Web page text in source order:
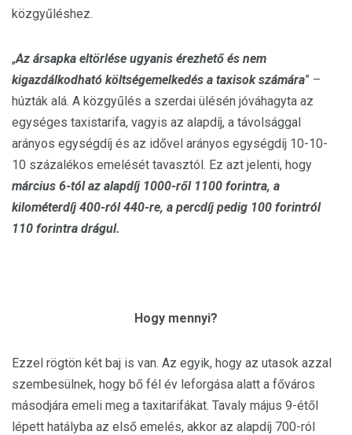
közgyűléshez.
„Az ársapka eltörlése ugyanis érezhető és nem
kigazdálkodható költségemelkedés a taxisok számára” –
húzták alá. A közgyűlés a szerdai ülésén jóváhagyta az
egységes taxistarifa, vagyis az alapdíj, a távolsággal
arányos egységdíj és az idővel arányos egységdíj 10-10-
10 százalékos emelését tavasztól. Ez azt jelenti, hogy
március 6-tól az alapdíj 1000-ről 1100 forintra, a
kilométerdíj 400-ról 440-re, a percdíj pedig 100 forintról
110 forintra drágul.
Hogy mennyi?
Ezzel rögtön két baj is van. Az egyik, hogy az utasok azzal
szembesülnek, hogy bő fél év leforgása alatt a főváros
másodjára emeli meg a taxitarifákat. Tavaly május 9-étől
lépett hatályba az első emelés, akkor az alapdíj 700-ról